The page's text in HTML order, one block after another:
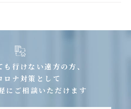
行けない遠方の方、
ロナ対策として
にご相談いただけます